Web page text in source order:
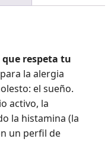
que respeta tu
la alergia
el sueño.
activo, la
la histamina (la
un perfil de